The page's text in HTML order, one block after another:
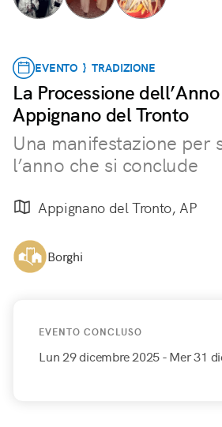
EVENTO } TRADIZIONE
La Processione
Appignano del Tronto
Una manifestazione per
l’anno che si conclude
Appignano del Tronto, AP
Borghi
EVENTO CONCLUSO
Lun 29 dicembre 2025- Mer 31